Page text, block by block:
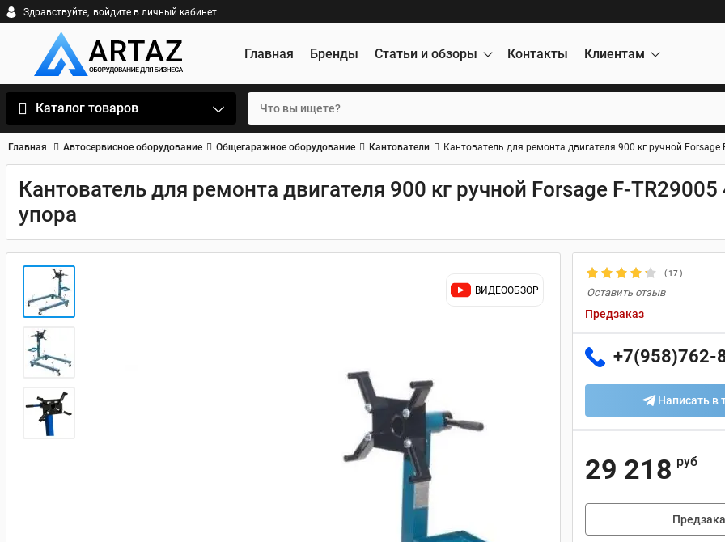
Здравствуйте, войдите в личный кабинет
Главная Бренды Статьи и обзоры Контакты Клиентам
Каталог товаров
Главная Автосервисное оборудование Общегаражное оборудование Кантователи Кантователь для ремонта двигателя 900 кг ручной
Кантователь для ремонта двигателя 900 кг ручной Forsage F-
упора
ВИДЕООБЗОР
(17)
Оставить отзыв
Предзаказ
+7(958)762-
Написать в
29 218 руб